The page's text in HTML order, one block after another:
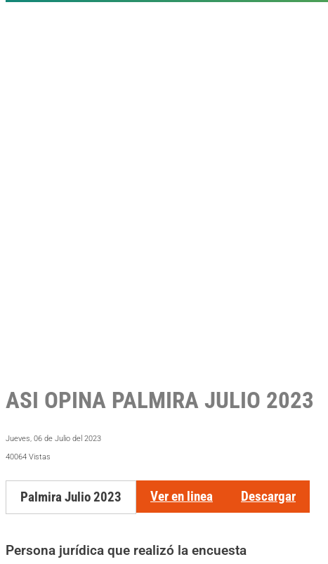
ASI OPINA PALMIRA JULIO 2023
Jueves, 06 de Julio del 2023
40064 Vistas
Palmira Julio 2023 Ver en linea Descargar
Persona jurídica que realizó la encuesta